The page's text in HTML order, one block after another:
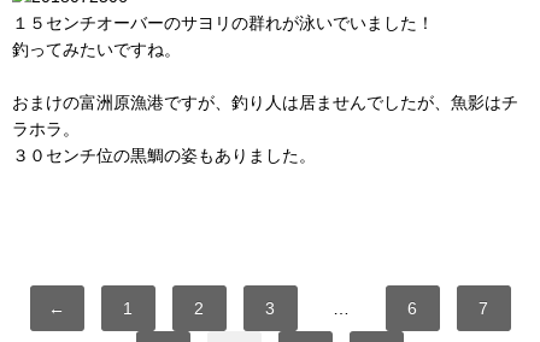
１５センチオーバーのサヨリの群れが泳いでいました！
釣ってみたいですね。
おまけの富洲原漁港ですが、釣り人は居ませんでしたが、魚影はチ
ラホラ。
３０センチ位の黒鯛の姿もありました。
← 1 2 3 6 7